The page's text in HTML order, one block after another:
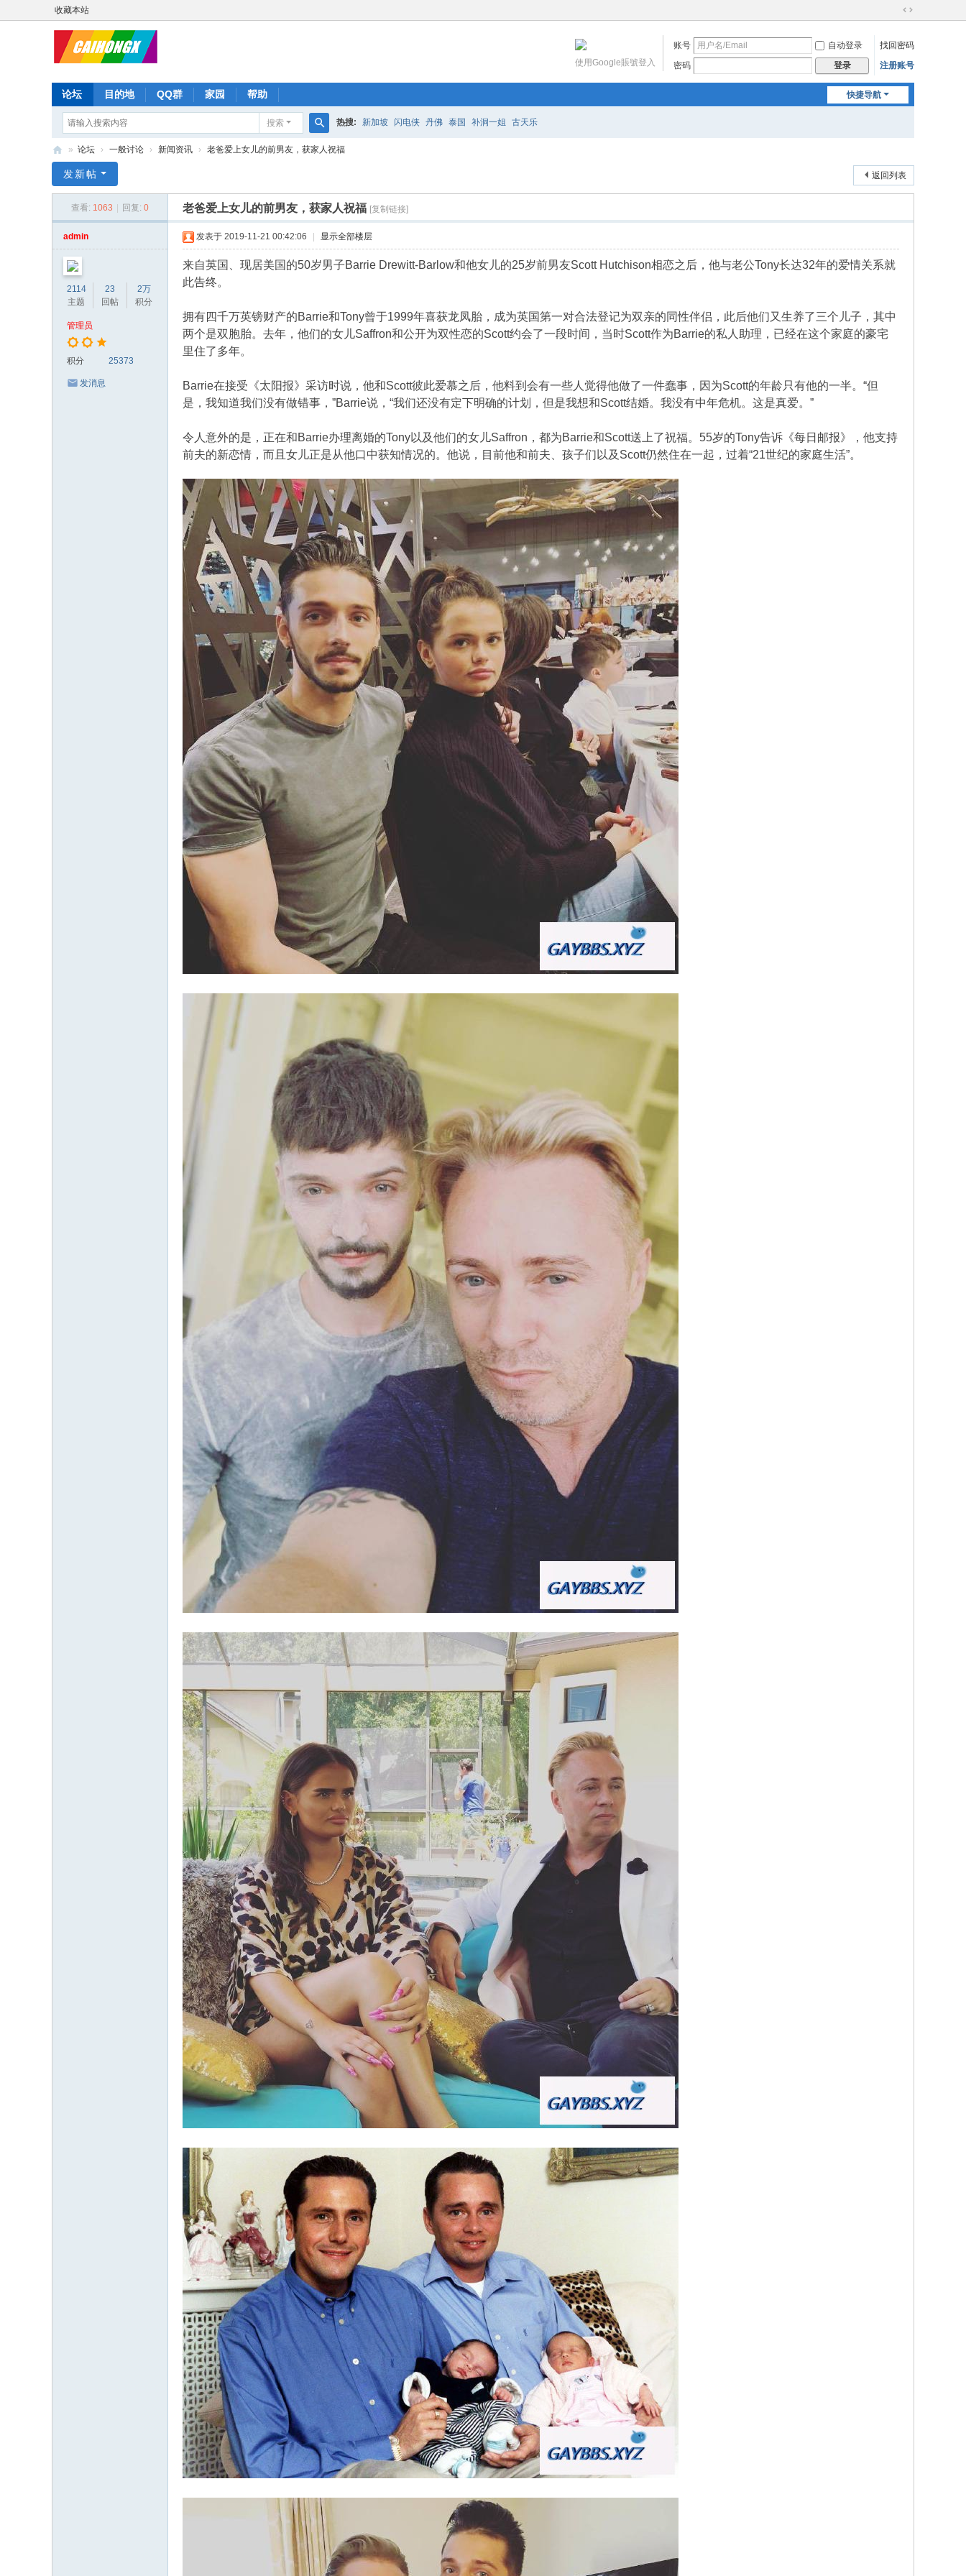
收藏本站
切
到
宽
账号 自动登录
找回密码
密码
登录 注册账号
使用Google賬號登入
快捷导航
论坛 目的地 QQ群 家园 帮助
搜索
搜
热搜: 新加坡 闪电侠 丹佛 泰国 补洞一姐 古天乐
虹
» 论坛 › 一般讨论 › 新闻资讯 › 老爸爱上女儿的前男友，获家人祝福
返回列表
发新帖
查看: 1063 回复: 0 老爸爱上女儿的前男友，获家人祝福 [复制链接]
admin
2114
主题
23
回帖
2万
积分
管理员
积分 25373
发消息
发表于 2019-11-21 00:42:06 显示全部楼层
来自英国、现居美国的50岁男子Barrie Drewitt-Barlow和他女儿的25岁前男友Scott Hutchison相恋之后，他与老公Tony长达32年的爱情关系就
此告终。
拥有四千万英镑财产的Barrie和Tony曾于1999年喜获龙凤胎，成为英国第一对合法登记为双亲的同性伴侣，此后他们又生养了三个儿子，其中
两个是双胞胎。去年，他们的女儿Saffron和公开为双性恋的Scott约会了一段时间，当时Scott作为Barrie的私人助理，已经在这个家庭的豪宅
里住了多年。
Barrie在接受《太阳报》采访时说，他和Scott彼此爱慕之后，他料到会有一些人觉得他做了一件蠢事，因为Scott的年龄只有他的一半。“但
是，我知道我们没有做错事，”Barrie说，“我们还没有定下明确的计划，但是我想和Scott结婚。我没有中年危机。这是真爱。”
令人意外的是，正在和Barrie办理离婚的Tony以及他们的女儿Saffron，都为Barrie和Scott送上了祝福。55岁的Tony告诉《每日邮报》，他支持
前夫的新恋情，而且女儿正是从他口中获知情况的。他说，目前他和前夫、孩子们以及Scott仍然住在一起，过着“21世纪的家庭生活”。